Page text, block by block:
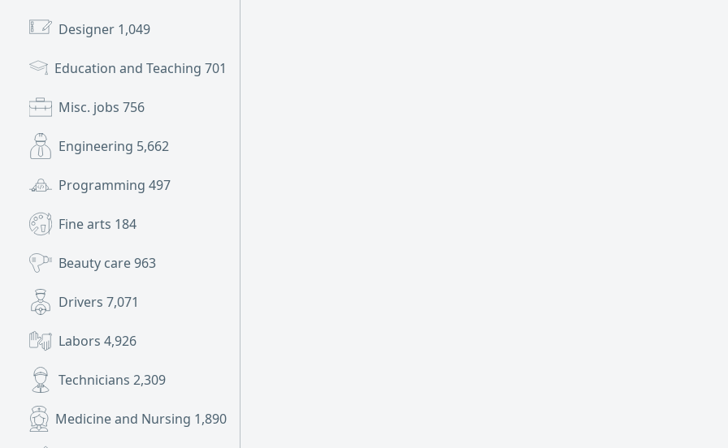
Designer 1,049
Education and Teaching 701
Misc. jobs 756
Engineering 5,662
Programming 497
Fine arts 184
Beauty care963
Drivers 7,071
Labors 4,926
Technicians 2,309
Medicine and Nursing 1,890